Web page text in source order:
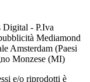
Digital - P.Iva
Mediamond
Amsterdam (Paesi
Monzese (MI)
e/o riprodotti è